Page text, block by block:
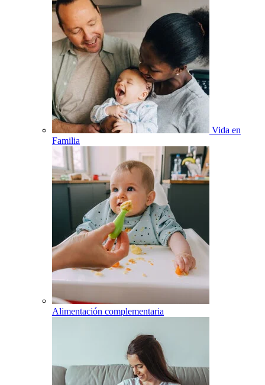
Vida en
Familia
Alimentación complementaria